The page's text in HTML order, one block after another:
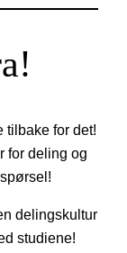
tilbake for det!
for deling og
delingskultur
studiene!